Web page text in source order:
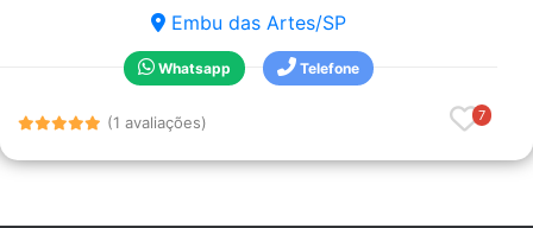
Embu das Artes/SP
Whatsapp Telefone
(1 avaliações) 7